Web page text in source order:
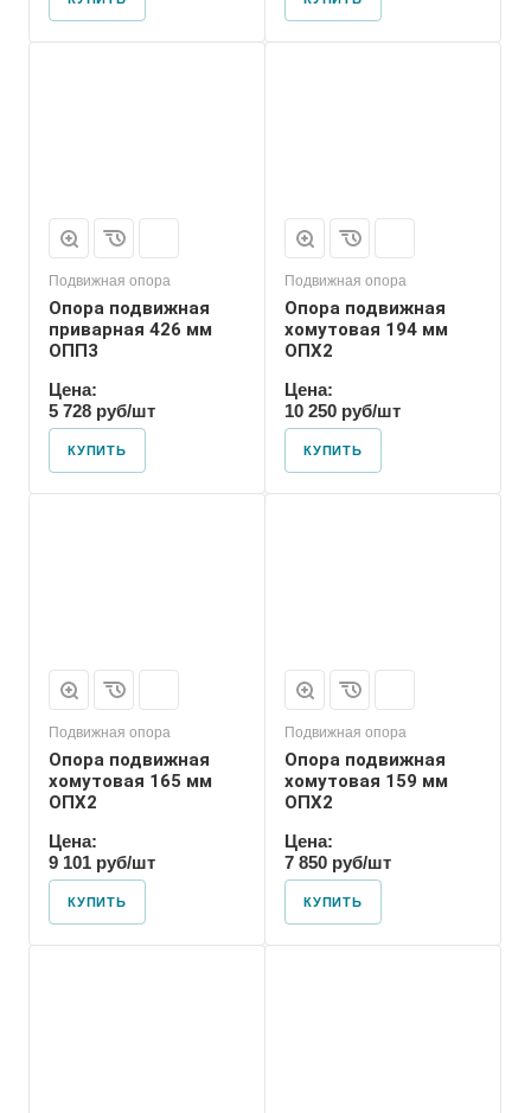
Подвижная опора
Опора подвижная
приварная 426 мм
ОПП3
Цена:
5 728 руб/шт
КУПИТЬ
Подвижная опора
Опора подвижная
хомутовая 194 мм
ОПХ2
Цена:
10 250 руб/шт
КУПИТЬ
Подвижная опора
Опора подвижная
хомутовая 165 мм
ОПХ2
Цена:
9 101 руб/шт
КУПИТЬ
Подвижная опора
Опора подвижная
хомутовая 159 мм
ОПХ2
Цена:
7 850 руб/шт
КУПИТЬ